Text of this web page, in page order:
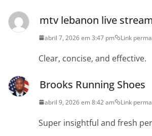
mtv lebanon live
abril 7, 2026 em 3:47 pm Link
Clear, concise, and effective.
Brooks Running Shoes
abril 9, 2026 em 8:42 am Link
Super insightful and fresh